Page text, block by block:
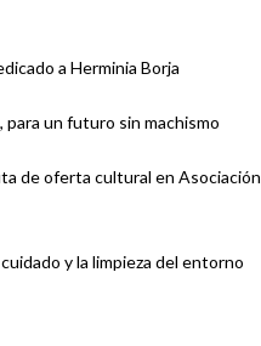
a Herminia Borja
para un futuro sin machismo
de oferta cultural en Asociación
y la limpieza del entorno